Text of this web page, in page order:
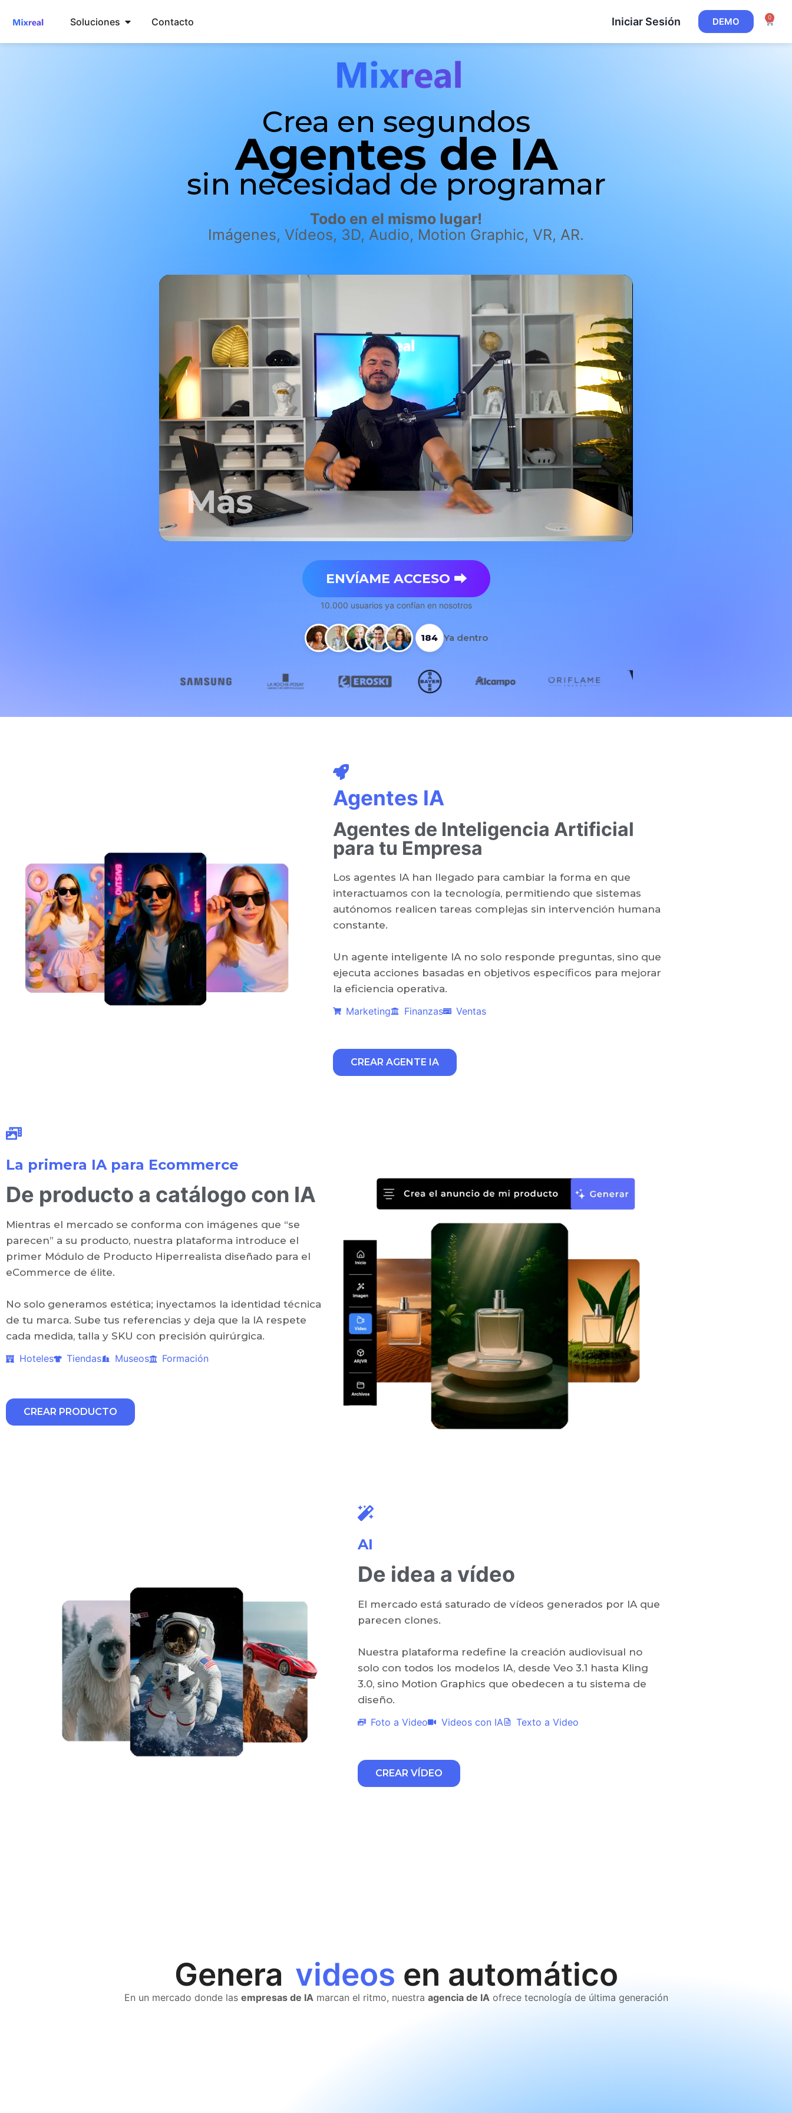
Soluciones Contacto Iniciar Sesión DEMO 0
Crea en segundos
Agentes de IA
sin necesidad de programar
Todo en el mismo lugar!
Imágenes, Vídeos, 3D, Audio, Motion Graphic, VR, AR.
ENVÍAME ACCESO ⮕
10.000 usuarios ya confían en nosotros
186 Ya dentro
Agentes IA
Agentes de Inteligencia Artificial
para tu Empresa
Los agentes IA han llegado para cambiar la forma en que
interactuamos con la tecnología, permitiendo que sistemas
autónomos realicen tareas complejas sin intervención humana
constante.
Un agente inteligente IA no solo responde preguntas, sino que
ejecuta acciones basadas en objetivos específicos para mejorar
la eficiencia operativa.
Marketing
Finanzas Ventas
CREAR AGENTE IA
La primera IA para Ecommerce
De producto a catálogo con IA
Mientras el mercado se conforma con imágenes que “se
parecen” a su producto, nuestra plataforma introduce el
primer Módulo de Producto Hiperrealista diseñado para el
eCommerce de élite.
No solo generamos estética; inyectamos la identidad técnica
de tu marca. Sube tus referencias y deja que la IA respete
cada medida, talla y SKU con precisión quirúrgica.
Hoteles
Tiendas Museos Formación
CREAR PRODUCTO
AI
De idea a vídeo
El mercado está saturado de vídeos generados por IA que
parecen clones.
Nuestra plataforma redefine la creación audiovisual no
solo con todos los modelos IA, desde Veo 3.1 hasta Kling
3.0, sino Motion Graphics que obedecen a tu sistema de
diseño.
Foto a Video
Videos con IA Texto a Video
CREAR VÍDEO
Generapresupuestos en automático
En un mercado donde las empresas de IA marcan el ritmo, nuestra agencia de IA ofrece tecnología de última generación